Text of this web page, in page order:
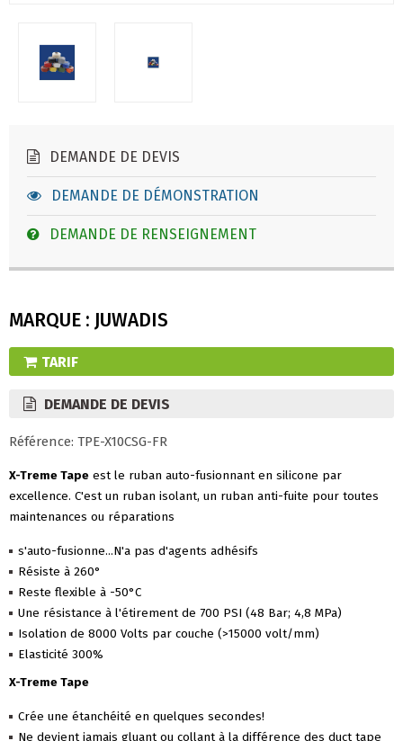
DEMANDE DE DEVIS
DEMANDE DE DÉMONSTRATION
DEMANDE DE RENSEIGNEMENT
MARQUE : JUWADIS
TARIF
DEMANDE DE DEVIS
Référence: TPE-X10CSG-FR
X-Treme Tape est le ruban auto-fusionnant en silicone par
excellence. C'est un ruban isolant, un ruban anti-fuite pour toutes
maintenances ou réparations
s'auto-fusionne...N'a pas d'agents adhésifs
Résiste à 260°
Reste flexible à -50°C
Une résistance à l'étirement de 700 PSI (48 Bar; 4,8 MPa)
Isolation de 8000 Volts par couche (>15000 volt/mm)
Elasticité 300%
X-Treme Tape
Crée une étanchéité en quelques secondes!
Ne devient jamais gluant ou collant à la différence des duct tape